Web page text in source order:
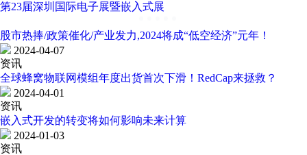
第23届深圳国际电子展暨嵌入式展
股市热捧/政策催化/产业发力,2024将成“低空经济”元年！
2024-04-07
资讯
全球蜂窝物联网模组年度出货首次下滑！RedCap来拯救？
2024-04-01
资讯
嵌入式开发的转变将如何影响未来计算
2024-01-03
资讯